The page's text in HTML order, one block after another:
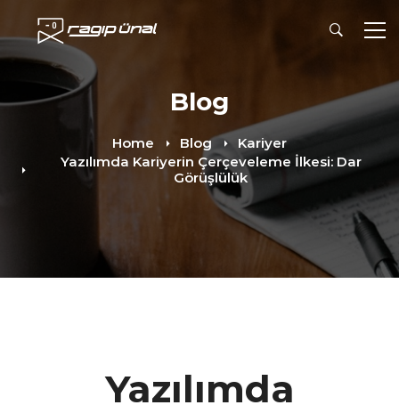
Blog
Home Blog
Kariyer
Yazılımda Kariyerin Çerçeveleme İlkesi: Dar
Görüşlülük
Yazılımda